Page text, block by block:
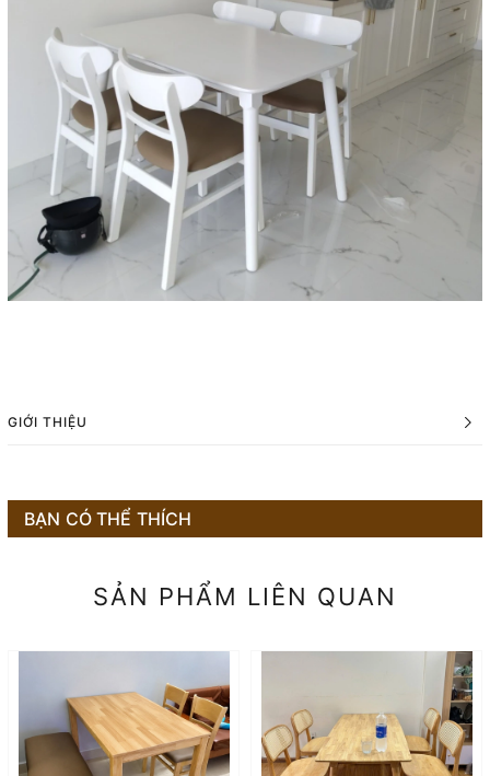
GIỚI THIỆU
BẠN CÓ THỂ THÍCH
SẢN PHẨM LIÊN QUAN